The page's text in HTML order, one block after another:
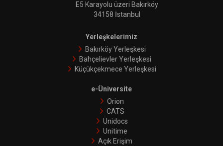
E5 Karayolu üzeri Bakırköy
34158 İstanbul
Yerleşkelerimiz
Bakırköy Yerleşkesi
Bahçelievler Yerleşkesi
Küçükçekmece Yerleşkesi
e-Üniversite
Orion
CATS
Unidocs
Unitime
Açık Erişim